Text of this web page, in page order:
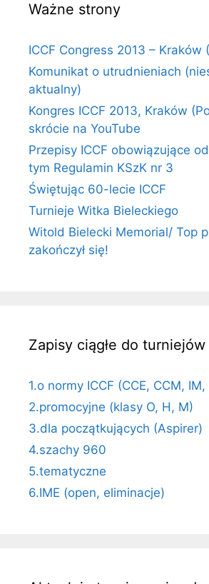
Ważne strony
ICCF Congress 2013 – Kraków
Komunikat o utrudnieniach
aktualny)
Kongres ICCF 2013, Kraków
skrócie na YouTube
Przepisy ICCF obowiązujące
tym Regulamin KSzK nr 3
Świętując 60-lecie ICCF
Turnieje Witka Bieleckiego
Witold Bielecki Memorial/ Top
zakończył się!
Zapisy ciągłe do turniejów
1.o normy ICCF (CCE, CCM,
2.promocyjne (klasy O, H, M)
3.dla początkujących (Aspirer)
4.szachy 960
5.tematyczne
6.IME (open, eliminacje)